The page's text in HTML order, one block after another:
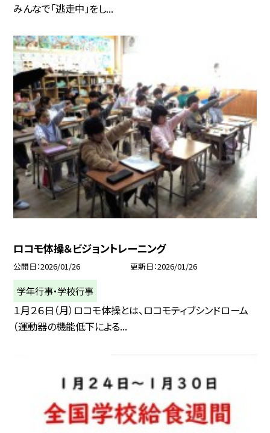
みんなで「逃走中」をし...
ロコモ体操＆ビジョントレーニング
公開日 2026/01/26 更新日 2026/01/26
学年行事・学校行事
１月２６日（月）ロコモ体操とは、ロコモティブシンドローム
（運動器の機能低下による...